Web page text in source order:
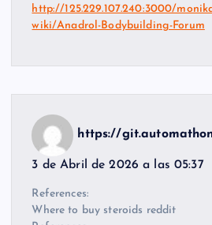
http://125.229.107.240:3000/
wiki/Anadrol-Bodybuilding-Forum
https://
3 de Abril de 2026 a las 05:37
References:
Where to buy steroids reddit